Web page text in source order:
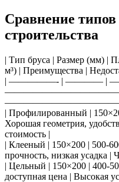
Сравнение типов
строительства
| Тип бруса | Размер (мм) |
м³) | Преимущества |
| —————- | ———— |
| Профилированный |
Хорошая геометрия,
стоимость |
| Клееный | 150×200 | 500-
прочность, низкая усадка |
| Цельный | 150×200 | 400-
доступная цена | Высокая